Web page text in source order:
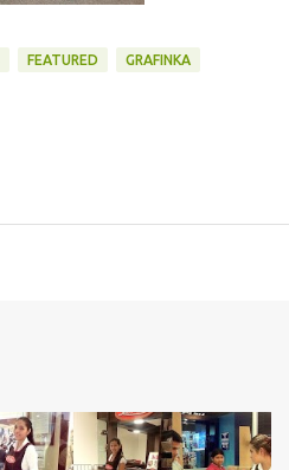
FEATURED GRAFINKA